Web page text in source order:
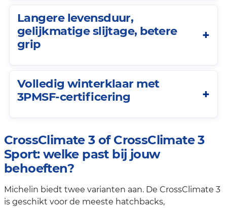
Langere levensduur,
gelijkmatige slijtage, betere
grip
Volledig winterklaar met
3PMSF-certificering
CrossClimate 3 of CrossClimate 3
Sport: welke past bij jouw
behoeften?
Michelin biedt twee varianten aan. De CrossClimate 3
is geschikt voor de meeste hatchbacks,